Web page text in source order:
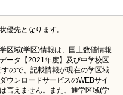
優先となります。
区域(学区)情報は、国土数値情報
ータ【2021年度】及び中学校区
ので、記載情報が現在の学区域
ウンロードサービスのWEBサイ
言えません。また、通学区域(学